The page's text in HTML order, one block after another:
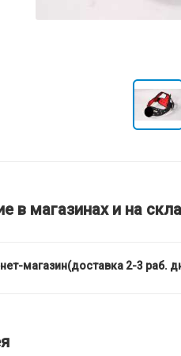
в магазинах и на
магазин(доставка 2-3 раб.